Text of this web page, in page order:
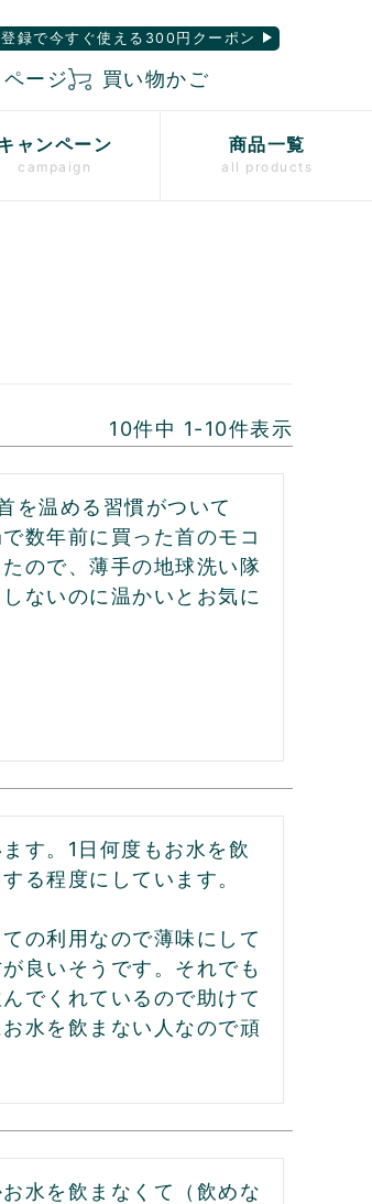
録で今すぐ使える300円クーポン
ージ 買い物かご
ャンペーン
campaign
商品一覧
all products
10件中 1-10件表示
を温める習慣がついて
数年前に買った首のモコ
ので、薄手の地球洗い隊
ないのに温かいとお気に
す。1日何度もお水を飲
る程度にしています。
の利用なので薄味にして
良いそうです。それでも
でくれているので助けて
水を飲まない人なので頑
水を飲まなくて（飲めな